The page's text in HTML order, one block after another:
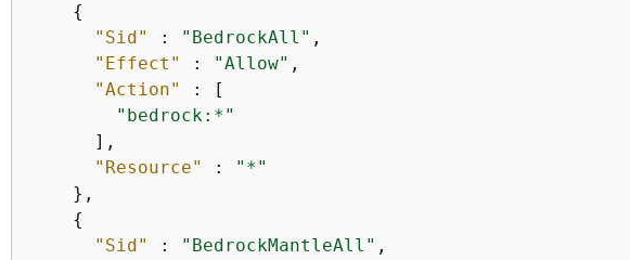
{
"Sid"
: "BedrockAll" ,
"Effect"
: "Allow" ,
"Action"
: [
"bedrock:*"
      ],
"Resource"
:
"*"
    },
{
"Sid"
: "BedrockMantleAll" ,